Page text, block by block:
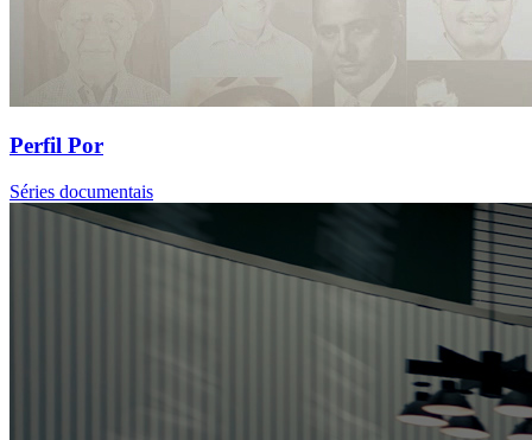
Perfil Por
Séries documentais